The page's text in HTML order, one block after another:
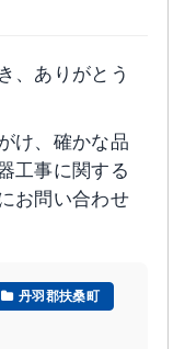
、ありがとう
け、確かな品
工事に関する
お問い合わせ
丹羽郡扶桑町